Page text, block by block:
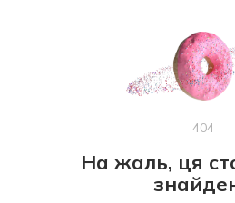
404
На жаль, ця